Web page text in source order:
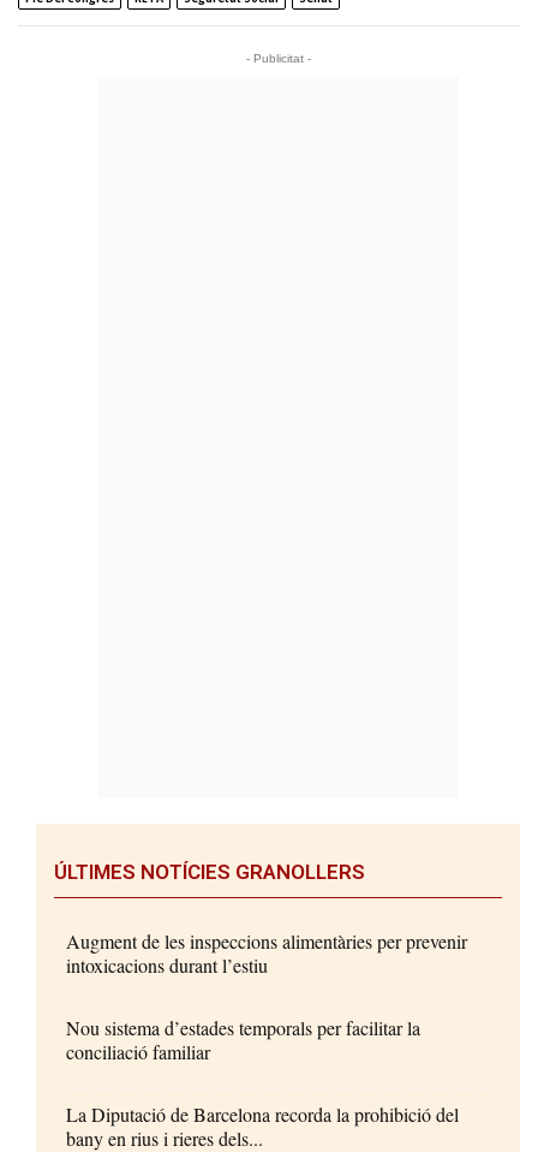
- Publicitat -
ÚLTIMES NOTÍCIES GRANOLLERS
Augment de les inspeccions alimentàries per prevenir
intoxicacions durant l’estiu
Nou sistema d’estades temporals per facilitar la
conciliació familiar
La Diputació de Barcelona recorda la prohibició del
bany en rius i rieres dels...